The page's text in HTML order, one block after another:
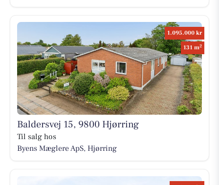
1.095.000 kr
131 m2
Baldersvej 15, 9800 Hjørring
Til salg hos
Byens Mæglere ApS, Hjørring